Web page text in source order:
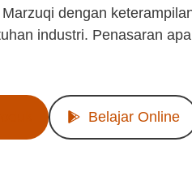
dengan
industri. Penasaran
Belajar Online